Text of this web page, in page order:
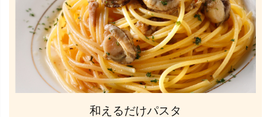
和えるだけパスタ